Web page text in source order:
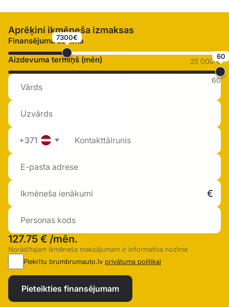
Aprēķini ikmēneša izmaksas
Finansējuma summa
7300€
25 000 €
Aizdevuma termiņš (mēn) 60
60
+371
127.75 € /mēn.
Norādītajam ikmēneša maksājumam ir informatīva nozīme
Piekrītu brumbrumauto.lv privātuma politikai
Pieteikties finansējumam